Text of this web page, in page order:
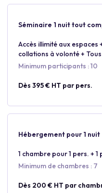
Séminaire 1 nuit tout
Accès illimité aux espaces
collations à volonté +
Minimum participants : 10
Dès 395 € HT par pers.
Hébergement pour 1 nuit
1 chambre pour 1 pers. +
Minimum de chambres : 7
Dès 200 € HT par